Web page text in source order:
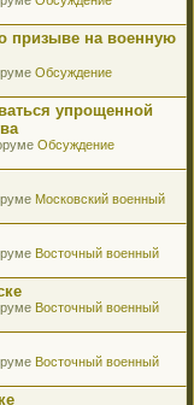
призыве на военную
Обсуждение
упрощенной
Обсуждение
Московский военный
Восточный военный
Восточный военный
Восточный военный